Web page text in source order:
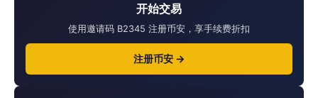
开始交易
使用邀请码 B2345 注册币安，享手续费折扣
注册币安 →